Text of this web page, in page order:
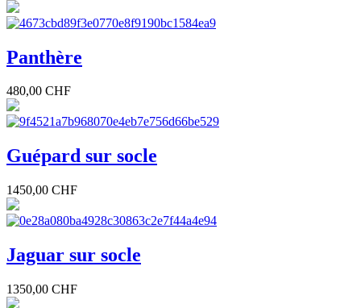
Panthère
480,00 CHF
Guépard sur socle
1450,00 CHF
Jaguar sur socle
1350,00 CHF